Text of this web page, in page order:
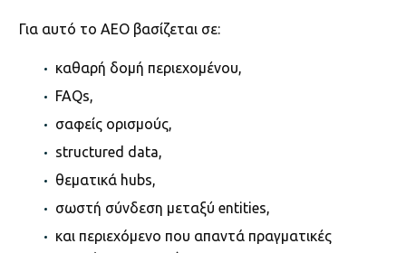
Για αυτό το AEO βασίζεται σε:
καθαρή δομή περιεχομένου,
FAQs,
σαφείς ορισμούς,
structured data,
θεματικά hubs,
σωστή σύνδεση μεταξύ entities,
και περιεχόμενο που απαντά πραγματικές